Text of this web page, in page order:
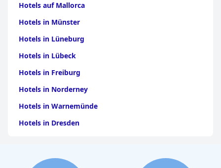
Hotels auf Mallorca
Hotels in Münster
Hotels in Lüneburg
Hotels in Lübeck
Hotels in Freiburg
Hotels in Norderney
Hotels in Warnemünde
Hotels in Dresden
Hotels in Stuttgart